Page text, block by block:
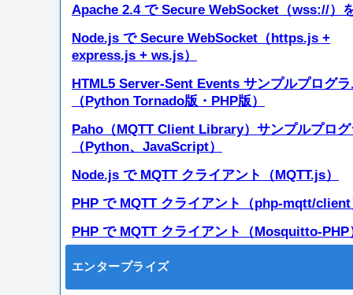
Apache 2.4 で Secure WebSocket（wss://）
Node.js で Secure WebSocket（https.js +
express.js + ws.js）
HTML5 Server-Sent Events サンプルプログ
（Python Tornado版・PHP版）
Paho（MQTT Client Library）サンプルプロ
（Python、JavaScript）
Node.js で MQTT クライアント（MQTT.js）
PHP で MQTT クライアント（php-mqtt/
PHP で MQTT クライアント（Mosquitto-PHP
エンタープライズ